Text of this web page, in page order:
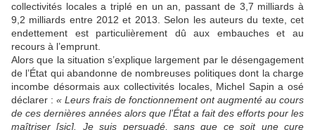
collectivités locales a triplé en un an, passant de 3,7 milliards à
9,2 milliards entre 2012 et 2013. Selon les auteurs du texte, cet
endettement est particulièrement dû aux embauches et au
recours à l’emprunt.
Alors que la situation s’explique largement par le désengagement
de l’État qui abandonne de nombreuses politiques dont la charge
incombe désormais aux collectivités locales, Michel Sapin a osé
déclarer : « Leurs frais de fonctionnement ont augmenté au cours
de ces dernières années alors que l’État a fait des efforts pour les
maîtriser [sic]. Je suis persuadé, sans que ce soit une cure